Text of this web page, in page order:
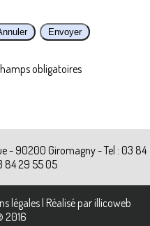
obligatoires
- 90200 Giromagny - Tel : 03 84
84 29 55 05
légales| Réalisé par illicoweb
2016